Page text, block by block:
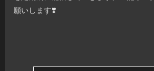
願いします❣️